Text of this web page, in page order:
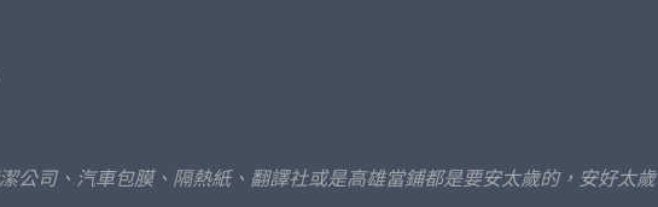
公司、汽車包膜、隔熱紙、翻譯社或是高雄當鋪都是要安太歲的，安好太